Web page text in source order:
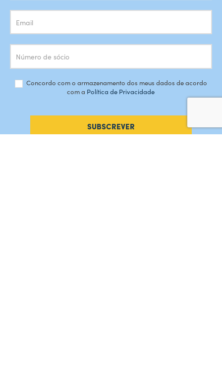
Concordo com o armazenamento dos meus dados de acordo
com a Política de Privacidade
SUBSCREVER